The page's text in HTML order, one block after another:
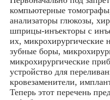
компьютерные
анализаторы глюкозы,
шприцы-инъекторы с
их, микрохирургические
зубные боры,
микрохирургические
устройство для
кровезаменители,
Теперь этот перечень